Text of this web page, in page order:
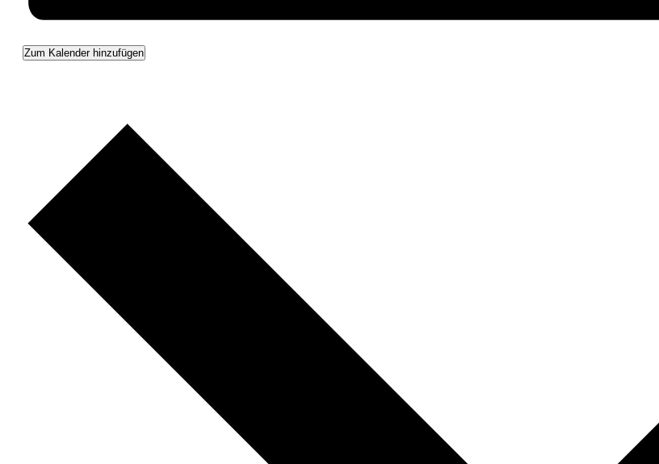
Zum Kalender hinzufügen